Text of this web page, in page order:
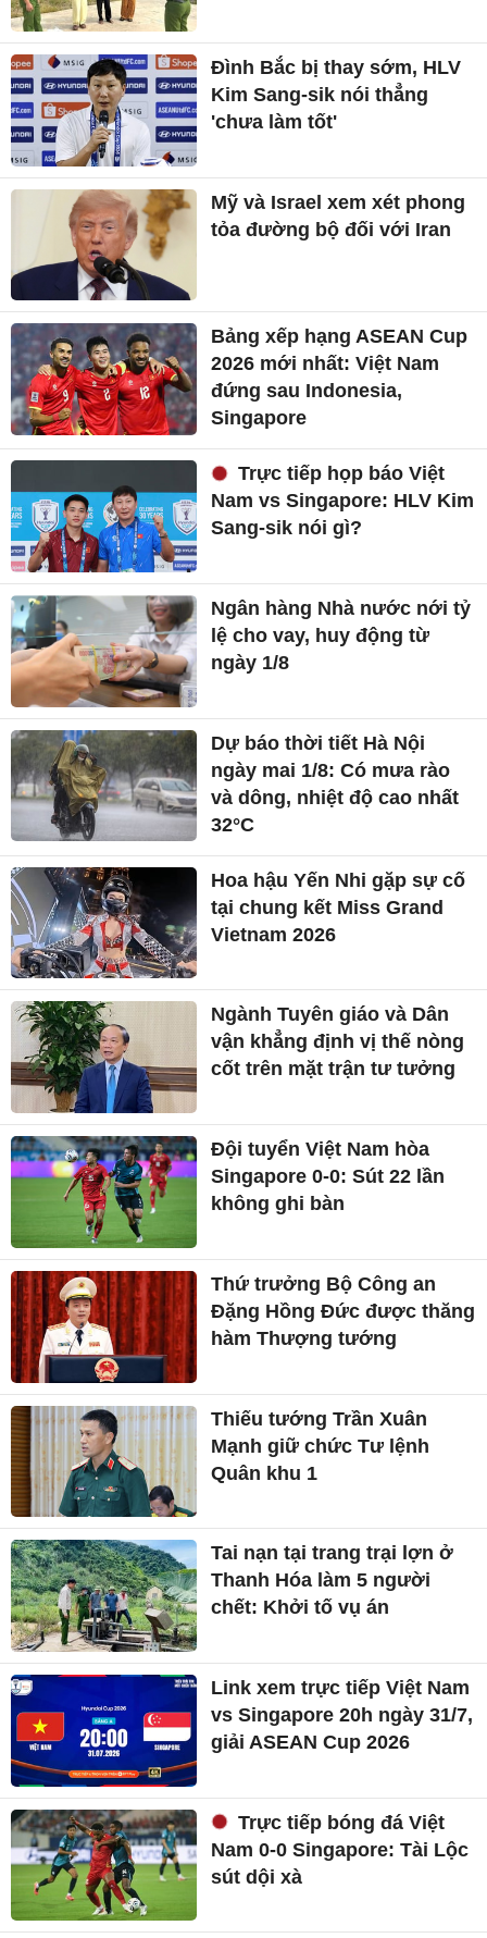
Đình Bắc bị thay sớm, HLV
Kim Sang-sik nói thẳng
'chưa làm tốt'
Mỹ và Israel xem xét phong
tỏa đường bộ đối với Iran
Bảng xếp hạng ASEAN Cup
2026 mới nhất: Việt Nam
đứng sau Indonesia,
Singapore
Trực tiếp họp báo Việt
Nam vs Singapore: HLV Kim
Sang-sik nói gì?
Ngân hàng Nhà nước nới tỷ
lệ cho vay, huy động từ
ngày 1/8
Dự báo thời tiết Hà Nội
ngày mai 1/8: Có mưa rào
và dông, nhiệt độ cao nhất
32°C
Hoa hậu Yến Nhi gặp sự cố
tại chung kết Miss Grand
Vietnam 2026
Ngành Tuyên giáo và Dân
vận khẳng định vị thế nòng
cốt trên mặt trận tư tưởng
Đội tuyển Việt Nam hòa
Singapore 0-0: Sút 22 lần
không ghi bàn
Thứ trưởng Bộ Công an
Đặng Hồng Đức được thăng
hàm Thượng tướng
Thiếu tướng Trần Xuân
Mạnh giữ chức Tư lệnh
Quân khu 1
Tai nạn tại trang trại lợn ở
Thanh Hóa làm 5 người
chết: Khởi tố vụ án
Link xem trực tiếp Việt Nam
vs Singapore 20h ngày 31/7,
giải ASEAN Cup 2026
Trực tiếp bóng đá Việt
Nam 0-0 Singapore: Tài Lộc
sút dội xà